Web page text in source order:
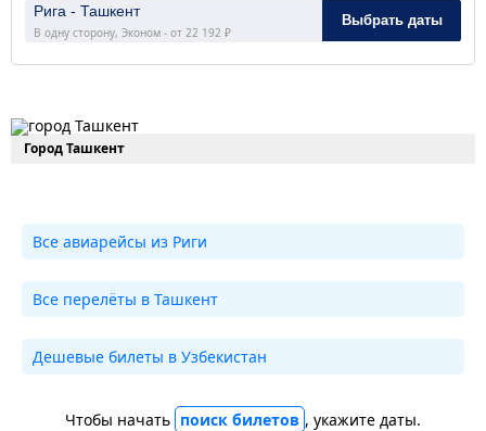
Рига - Ташкент
В одну сторону, Эконом - от 22 192 ₽
Выбрать даты
Город Ташкент
Все авиарейсы из Риги
Все перелёты в Ташкент
Дешевые билеты в Узбекистан
Чтобы начать поиск билетов , укажите даты.